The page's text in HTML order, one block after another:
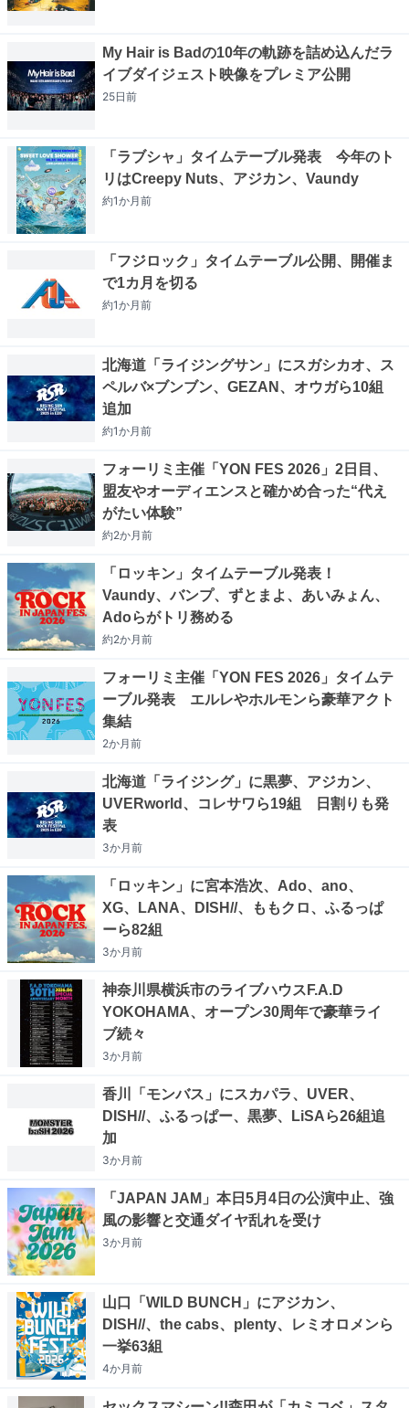
My Hair is Badの10年の軌跡を詰め込んだラ
イブダイジェスト映像をプレミア公開
25日前
「ラブシャ」タイムテーブル発表 今年のト
リはCreepy Nuts、アジカン、Vaundy
約1か月前
「フジロック」タイムテーブル公開、開催ま
で1カ月を切る
約1か月前
北海道「ライジングサン」にスガシカオ、ス
ペルバ×ブンブン、GEZAN、オウガら10組
追加
約1か月前
フォーリミ主催「YON FES 2026」2日目、
盟友やオーディエンスと確かめ合った“代え
がたい体験”
約2か月前
「ロッキン」タイムテーブル発表！
Vaundy、バンプ、ずとまよ、あいみょん、
Adoらがトリ務める
約2か月前
フォーリミ主催「YON FES 2026」タイムテ
ーブル発表 エルレやホルモンら豪華アクト
集結
2か月前
北海道「ライジング」に黒夢、アジカン、
UVERworld、コレサワら19組 日割りも発
表
3か月前
「ロッキン」に宮本浩次、Ado、ano、
XG、LANA、DISH//、ももクロ、ふるっぱ
ーら82組
3か月前
神奈川県横浜市のライブハウスF.A.D
YOKOHAMA、オープン30周年で豪華ライ
ブ続々
3か月前
香川「モンバス」にスカパラ、UVER、
DISH//、ふるっぱー、黒夢、LiSAら26組追
加
3か月前
「JAPAN JAM」本日5月4日の公演中止、強
風の影響と交通ダイヤ乱れを受け
3か月前
山口「WILD BUNCH」にアジカン、
DISH//、the cabs、plenty、レミオロメンら
一挙63組
4か月前